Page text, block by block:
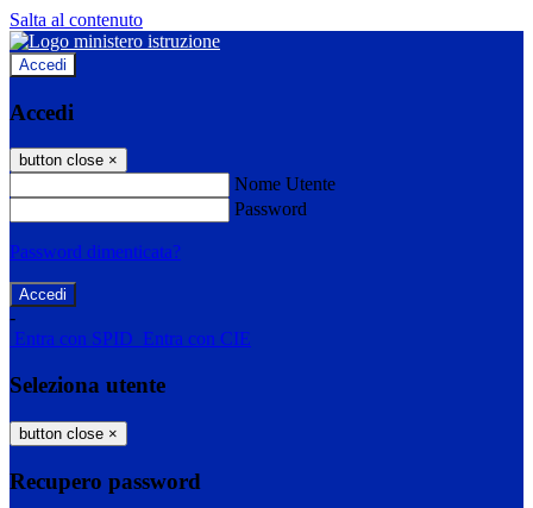
Salta al contenuto
Accedi
Accedi
button close ×
Nome Utente
Password
Password dimenticata?
-
Entra con SPID Entra con CIE
Seleziona utente
button close ×
Recupero password